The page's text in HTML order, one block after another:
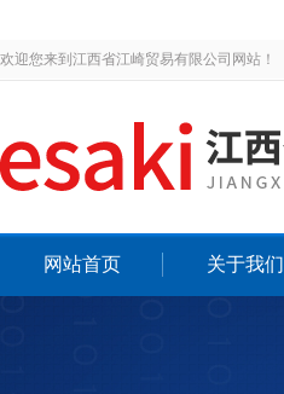
欢迎您来到江西省江崎贸易有限公司网站！
网站首页 关于我们